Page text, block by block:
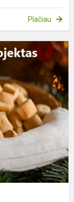
Plačiau